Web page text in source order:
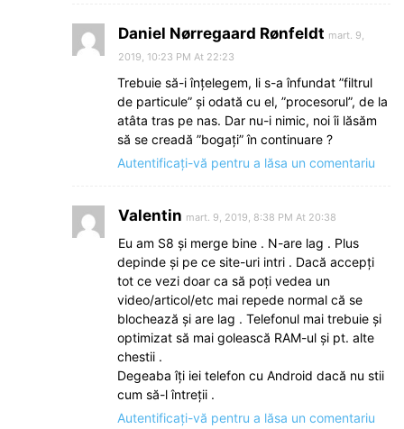
Daniel Nørregaard Rønfeldt mart. 9,
2019, 10:23 PM At 22:23
Trebuie să-i înțelegem, li s-a înfundat ”filtrul
de particule” și odată cu el, ”procesorul”, de la
atâta tras pe nas. Dar nu-i nimic, noi îi lăsăm
să se creadă ”bogați” în continuare ?
Autentificați-vă pentru a lăsa un comentariu
Valentin mart. 9, 2019, 8:38 PM At 20:38
Eu am S8 şi merge bine . N-are lag . Plus
depinde şi pe ce site-uri intri . Dacă accepți
tot ce vezi doar ca să poți vedea un
video/articol/etc mai repede normal că se
blochează şi are lag . Telefonul mai trebuie şi
optimizat să mai golească RAM-ul şi pt. alte
chestii .
Degeaba îți iei telefon cu Android dacă nu stii
cum să-l întreții .
Autentificați-vă pentru a lăsa un comentariu